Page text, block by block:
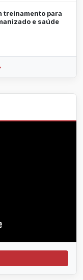
treinamento para
e saúde